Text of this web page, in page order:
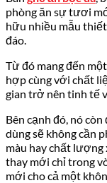
phòng ăn sự tươi
hữu nhiều mẫu
đáo.
Từ đó mang đến
hợp cùng với chất
gian trở nên tinh tế
Bên cạnh đó, nó
dùng sẽ không cần
màu hay chất lượng
thay mới chỉ trong
mới cho cả một